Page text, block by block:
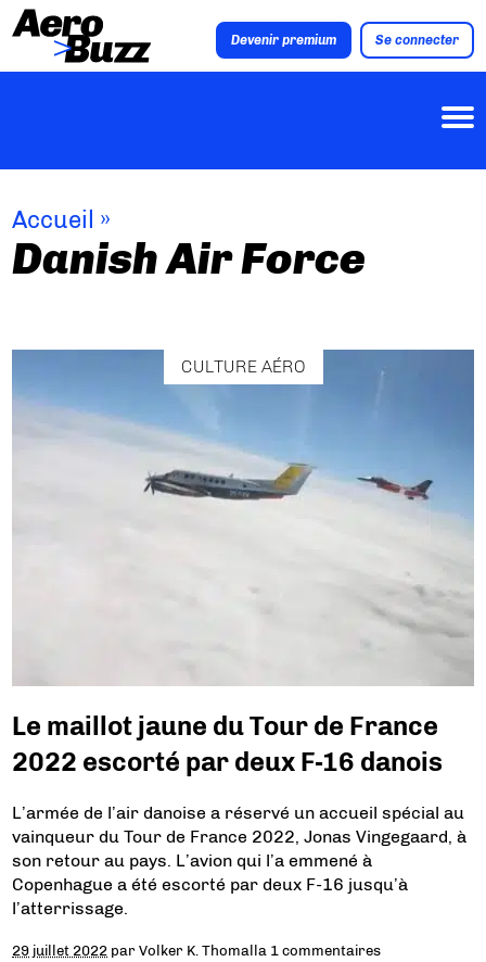
Devenir premium Se connecter
Accueil »
Danish Air Force
CULTURE AÉRO
Le maillot jaune du Tour de France
2022 escorté par deux F-16 danois
L’armée de l’air danoise a réservé un accueil spécial au
vainqueur du Tour de France 2022, Jonas Vingegaard, à
son retour au pays. L’avion qui l’a emmené à
Copenhague a été escorté par deux F-16 jusqu’à
l’atterrissage.
29 juillet 2022 parVolker K. Thomalla 1 commentaires